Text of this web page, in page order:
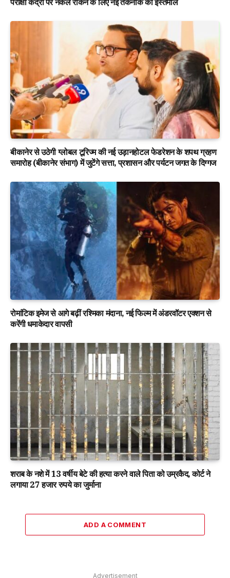
परीक्षा केंद्रों पर नकल रोकने के लिए नई तकनीक का इस्तेमाल
बीकानेर से उठेगी ग्लोबल टूरिज्म की नई उड़ानहोटल फेडरेशन के शपथ ग्रहण
समारोह (बीकानेर संभाग) में जुटेंगे सत्ता, प्रशासन और पर्यटन जगत के दिग्गज
रोमांटिक इमेज से आगे बढ़ीं रश्मिका मंदाना, नई फिल्म में अंडरवॉटर एक्शन से
करेंगी धमाकेदार वापसी
शराब के नशे में 13 वर्षीय बेटे की हत्या करने वाले पिता को उम्रकैद, कोर्ट ने
लगाया 27 हजार रुपये का जुर्माना
ADD A COMMENT
Advertisement